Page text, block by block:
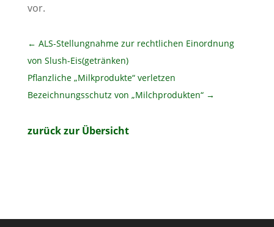
vor.
← ALS-Stellungnahme zur rechtlichen Einordnung
von Slush-Eis(getränken)
Pflanzliche „Milkprodukte“ verletzen
Bezeichnungsschutz von „Milchprodukten“→
zurück zur Übersicht